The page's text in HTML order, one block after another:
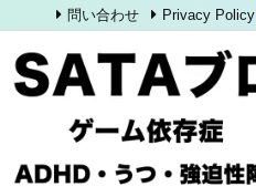
問い合わせ Privacy Policy